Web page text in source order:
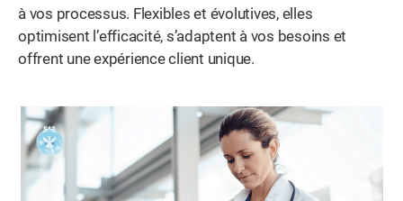
à vos processus. Flexibles et évolutives, elles
optimisent l’efficacité, s’adaptent à vos besoins et
offrent une expérience client unique.